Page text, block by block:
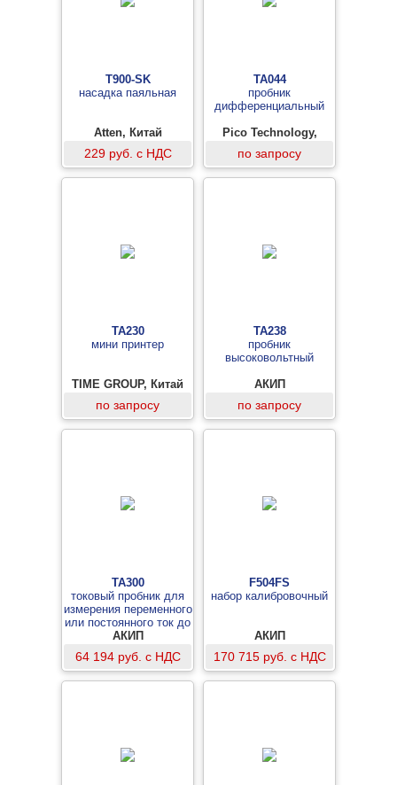
T900-SK
насадка паяльная
Atten, Китай
229 руб. с НДС
TA044
пробник
дифференциальный
Pico Technology,
по запросу
TA230
мини принтер
TIME GROUP, Китай
по запросу
TA238
пробник
высоковольтный
АКИП
по запросу
TA300
токовый пробник для
измерения переменного
или постоянного ток до
40 А
АКИП
64 194 руб. с НДС
F504FS
набор калибровочный
АКИП
170 715 руб. с НДС